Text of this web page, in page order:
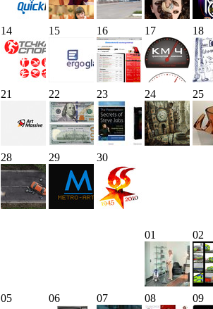
14 15 16 17 18
21 22 23 24 25
28 29 30
01
02
05 06 07 08 09